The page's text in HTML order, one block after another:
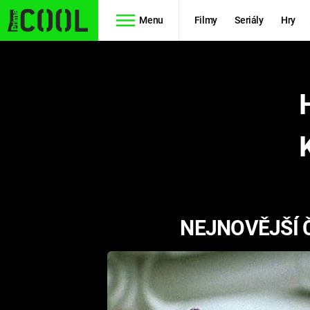
Menu Filmy Seriály Hry
FUTURAMA
PREDÁTOR
NEJNOVĚJŠÍ